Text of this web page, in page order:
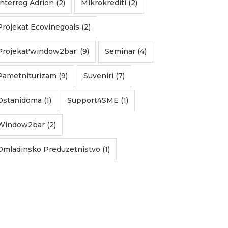
Adrion (2) Mikrokrediti (2)
Ecovinegoals (2)
(9) Seminar (4)
(9) Suveniri (7)
(1) Support4SME (1)
(2)
Preduzetnistvo (1)